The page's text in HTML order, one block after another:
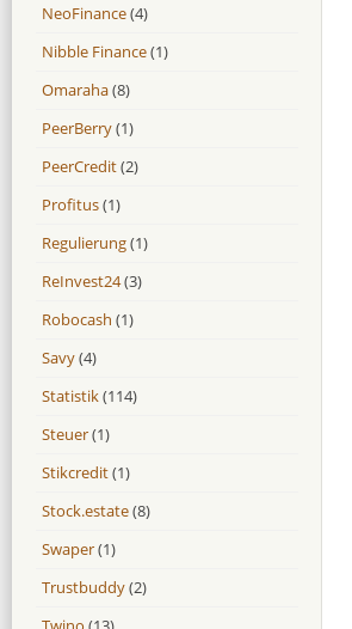
NeoFinance(4)
Nibble Finance(1)
Omaraha(8)
PeerBerry(1)
PeerCredit(2)
Profitus(1)
Regulierung(1)
ReInvest24(3)
Robocash (1)
Savy(4)
Statistik(114)
Steuer(1)
Stikcredit(1)
Stock.estate(8)
Swaper(1)
Trustbuddy(2)